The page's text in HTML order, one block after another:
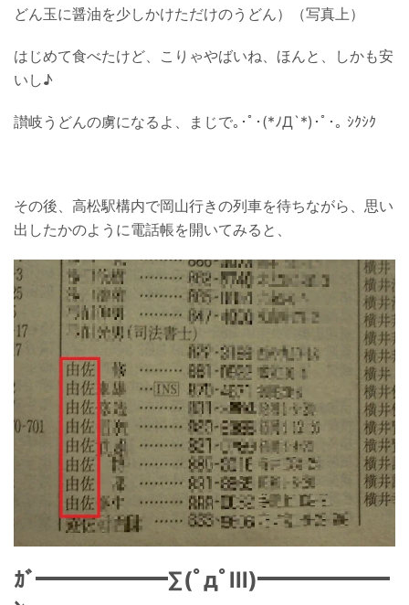
どん玉に醤油を少しかけただけのうどん）（写真上）
はじめて食べたけど、こりゃやばいね、ほんと、しかも安
いし♪
讃岐うどんの虜になるよ、まじで｡･ﾟ･(*ﾉД`*)･ﾟ･｡ ｼｸｼｸ
その後、高松駅構内で岡山行きの列車を待ちながら、思い
出したかのように電話帳を開いてみると、
ｶﾞ━━━━━━∑(ﾟдﾟlll)━━━━━━